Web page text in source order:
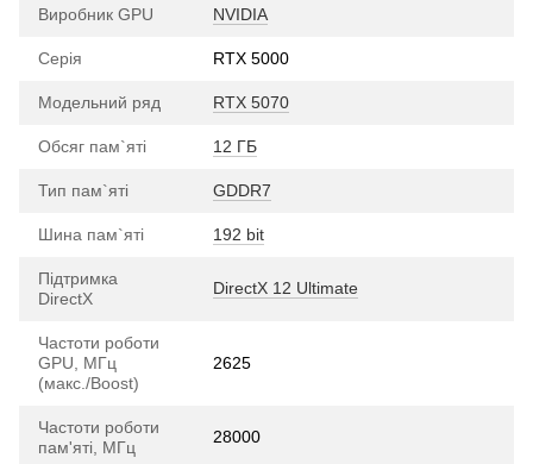
Виробник GPU NVIDIA
Серія RTX 5000
Модельний ряд RTX 5070
Обсяг пам`яті 12 ГБ
Тип пам`яті GDDR7
Шина пам`яті 192 bit
Підтримка
DirectX
DirectX 12 Ultimate
Частоти роботи
GPU, МГц
(макс./Boost)
2625
Частоти роботи
пам'яті, МГц
28000